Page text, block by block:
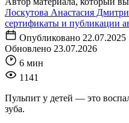
Лоскутова Анастасия
сертификаты и публикации
Опубликовано 22.07.2025
Обновлено 23.07.2026
6 мин
1141
Пульпит у детей — это
зуба.